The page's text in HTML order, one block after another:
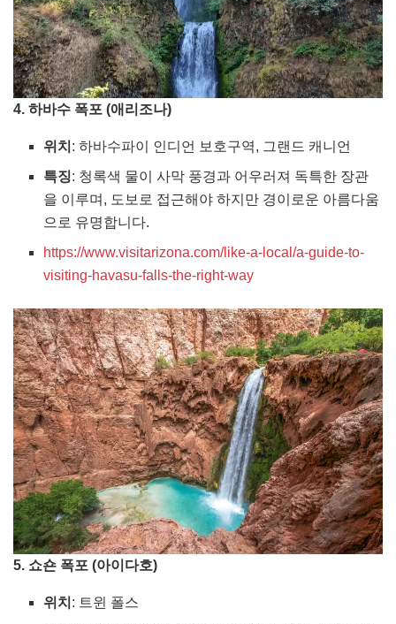
4. 하바수 폭포 (애리조나)
위치 : 하바수파이 인디언 보호구역, 그랜드 캐니언
특징: 청록색 물이 사막 풍경과 어우러져 독특한 장관
을 이루며, 도보로 접근해야 하지만 경이로운 아름다움
으로 유명합니다.
https://www.visitarizona.com/like-a-local/a-guide-to-
visiting-havasu-falls-the-right-way
5. 쇼숀 폭포 (아이다호)
위치 : 트윈 폴스